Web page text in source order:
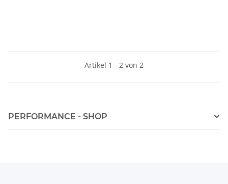
Artikel 1 - 2 von 2
PERFORMANCE - SHOP